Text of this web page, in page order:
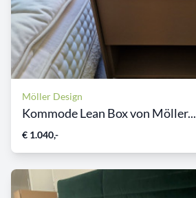
Möller Design
Kommode Lean Box von Möller...
€ 1.040,-